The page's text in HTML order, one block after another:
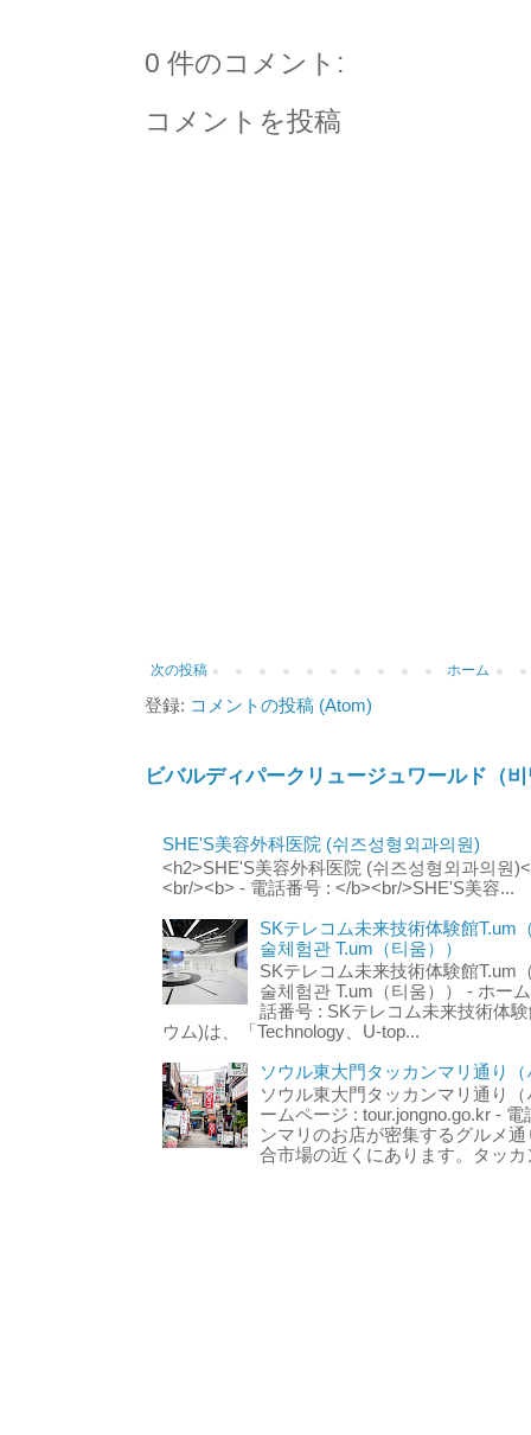
0 件のコメント:
コメントを投稿
次の投稿 ホーム
登録: コメントの投稿 (Atom)
ビバルディパークリュージュワールド（
SHE'S美容外科医院 (쉬즈성형외과의원)
<h2>SHE'S美容外科医院 (쉬즈성형외과의원
<br/><b> - 電話番号 : </b><br/>SHE'S美容...
SKテレコム未来技術体験館T.um
술체험관 T.um（티움））
SKテレコム未来技術体験館T.um
술체험관 T.um（티움）） - ホー
話番号 : SKテレコム未来技術体
ウム)は、「Technology、U-top...
ソウル東大門タッカンマリ通り
ソウル東大門タッカンマリ通り
ームページ : tour.jongno.go.kr -
ンマリのお店が密集するグルメ
合市場の近くにあります。タッ